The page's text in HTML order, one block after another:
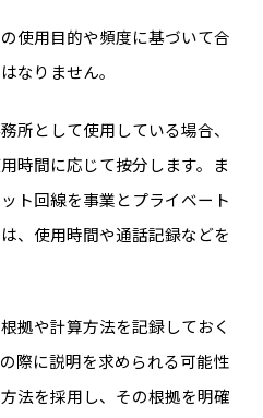
使用目的や頻度に基づいて合
なりません。
所として使用している場合、
時間に応じて按分します。ま
ト回線を事業とプライベート
、使用時間や通話記録などを
拠や計算方法を記録しておく
際に説明を求められる可能性
法を採用し、その根拠を明確